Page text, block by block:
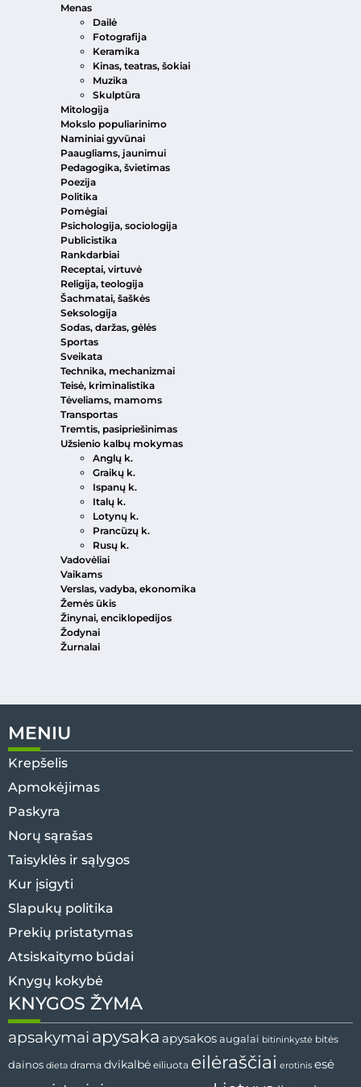
Menas
Dailė
Fotografija
Keramika
Kinas, teatras, šokiai
Muzika
Skulptūra
Mitologija
Mokslo populiarinimo
Naminiai gyvūnai
Paaugliams, jaunimui
Pedagogika, švietimas
Poezija
Politika
Pomėgiai
Psichologija, sociologija
Publicistika
Rankdarbiai
Receptai, virtuvė
Religija, teologija
Šachmatai, šaškės
Seksologija
Sodas, daržas, gėlės
Sportas
Sveikata
Technika, mechanizmai
Teisė, kriminalistika
Tėveliams, mamoms
Transportas
Tremtis, pasipriešinimas
Užsienio kalbų mokymas
Anglų k.
Graikų k.
Ispanų k.
Italų k.
Lotynų k.
Prancūzų k.
Rusų k.
Vadovėliai
Vaikams
Verslas, vadyba, ekonomika
Žemės ūkis
Žinynai, enciklopedijos
Žodynai
Žurnalai
MENIU
Krepšelis
Apmokėjimas
Paskyra
Norų sąrašas
Taisyklės ir sąlygos
Kur įsigyti
Slapukų politika
Prekių pristatymas
Atsiskaitymo būdai
Knygų kokybė
KNYGOS ŽYMA
apsakymai apysaka apysakos augalai bitininkystė bitės
dainos dieta drama dvikalbė eiliuota eilėraščiai erotinis esė